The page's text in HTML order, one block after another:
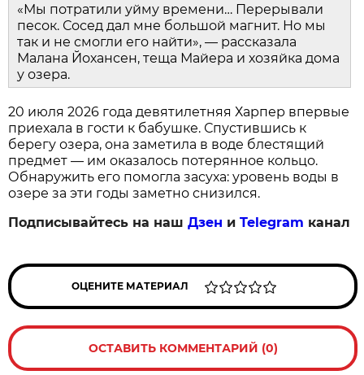
«Мы потратили уйму времени… Перерывали
песок. Сосед дал мне большой магнит. Но мы
так и не смогли его найти», — рассказала
Малана Йохансен, теща Майера и хозяйка дома
у озера.
20 июля 2026 года девятилетняя Харпер впервые
приехала в гости к бабушке. Спустившись к
берегу озера, она заметила в воде блестящий
предмет — им оказалось потерянное кольцо.
Обнаружить его помогла засуха: уровень воды в
озере за эти годы заметно снизился.
Подписывайтесь на нашДзен иTelegram канал
ОЦЕНИТЕ МАТЕРИАЛ
ОСТАВИТЬ КОММЕНТАРИЙ (0)